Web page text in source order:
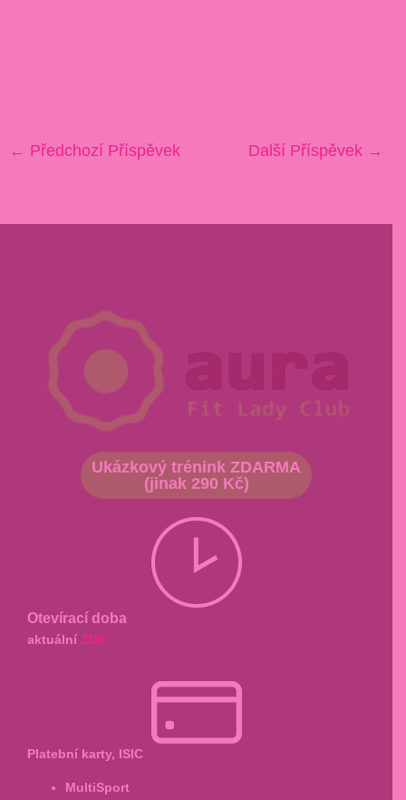
← Předchozí Příspěvek Další Příspěvek →
Ukázkový trénink ZDARMA
(jinak 290 Kč)
Otevírací doba
aktuální ZDE
Platební karty, ISIC
MultiSport